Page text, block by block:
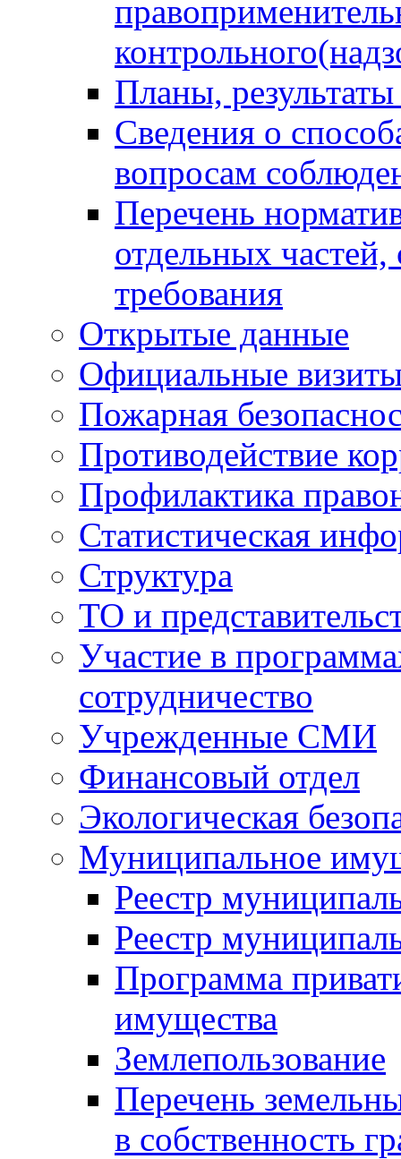
Планы,
Сведения о
вопросам
Перечень
отдельных
требования
Открытые данные
Официальные
Пожарная
Противодействие
Профилактика
Статистическая
Структура
ТО и
Участие в
сотрудничество
Учрежденные СМИ
Финансовый отдел
Экологическая
Муниципальное
Реестр
Реестр
Программа
имущества
Землепользование
Перечень
в собственность